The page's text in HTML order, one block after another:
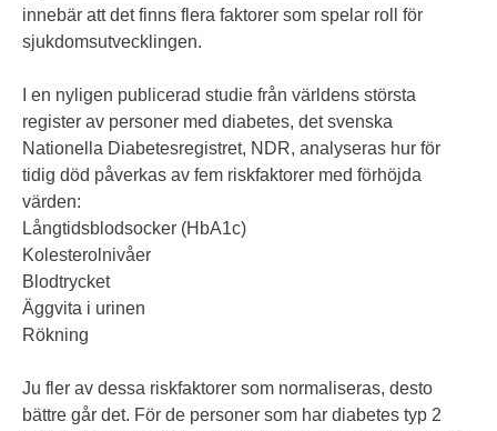
innebär att det finns flera faktorer som spelar roll för
sjukdomsutvecklingen.
I en nyligen publicerad studie från världens största
register av personer med diabetes, det svenska
Nationella Diabetesregistret, NDR, analyseras hur för
tidig död påverkas av fem riskfaktorer med förhöjda
värden:
Långtidsblodsocker (HbA1c)
Kolesterolnivåer
Blodtrycket
Äggvita i urinen
Rökning
Ju fler av dessa riskfaktorer som normaliseras, desto
bättre går det. För de personer som har diabetes typ 2